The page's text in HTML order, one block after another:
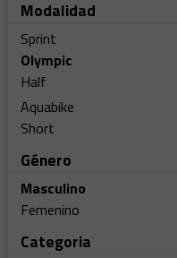
Modalidad
Sprint
Olympic
Half
Aquabike
Short
Género
Masculino
Femenino
Categoria